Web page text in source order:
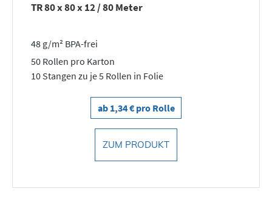
TR 80 x 80 x 12 / 80 Meter
48 g/m² BPA-frei
50 Rollen pro Karton
10 Stangen zu je 5 Rollen in Folie
ab 1,34 € pro Rolle
ZUM PRODUKT